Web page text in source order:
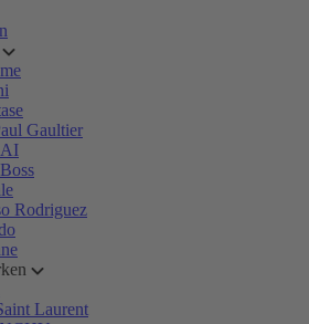
Gaultier
Rodriguez
Laurent